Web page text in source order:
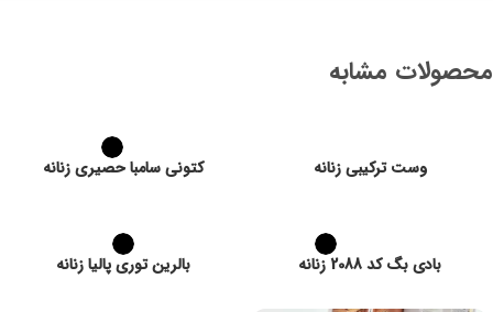
محصولات مشابه
وست ترکیبی زنانه کتونی سامبا حصیری زنانه
بادی بگ کد 2088 زنانه بالرین توری پالیا زنانه